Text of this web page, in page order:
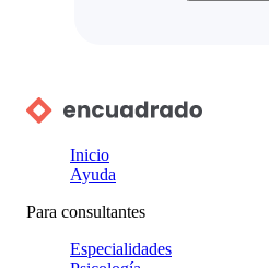
Inicio
Ayuda
Para consultantes
Especialidades